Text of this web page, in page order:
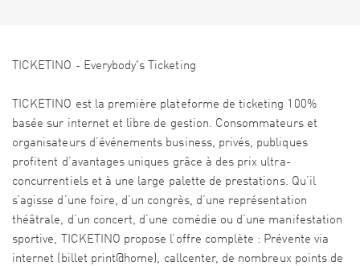
TICKETINO - Everybody's Ticketing
TICKETINO est la première plateforme de ticketing 100%
basée sur internet et libre de gestion. Consommateurs et
organisateurs d’événements business, privés, publiques
profitent d’avantages uniques grâce à des prix ultra-
concurrentiels et à une large palette de prestations. Qu’il
s’agisse d’une foire, d’un congrès, d’une représentation
théâtrale, d’un concert, d’une comédie ou d’une manifestation
sportive, TICKETINO propose l’offre complète : Prévente via
internet (billet print@home), callcenter, de nombreux points de